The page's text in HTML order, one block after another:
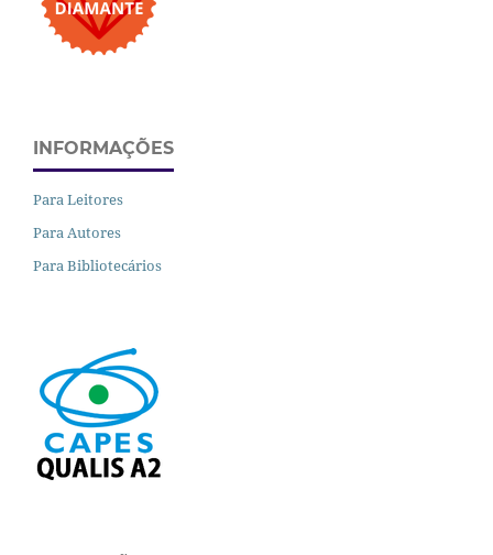
INFORMAÇÕES
Para Leitores
Para Autores
Para Bibliotecários